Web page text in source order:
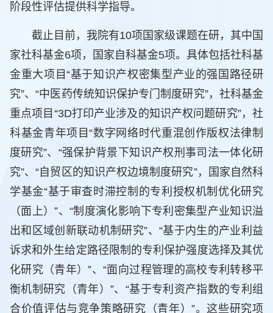
阶段性评估提供科学指导。
截止目前，我院有10项国家级课题在研，其中国
家社科基金6项，国家自科基金5项。具体包括社科基
金重大项目“基于知识产权密集型产业的强国路径研
究”、“中医药传统知识保护专门制度研究”，社科基金
重点项目“3D打印产业涉及的知识产权问题研究”，社
科基金青年项目“数字网络时代重混创作版权法律制
度研究”、“强保护背景下知识产权刑事司法一体化研
究”、“自贸区的知识产权边境制度研究”，国家自然科
学基金“基于审查时滞控制的专利授权机制优化研究
（面上）”、“制度演化影响下专利密集型产业知识溢
出和区域创新联动机制研究”、“基于内生的产业利益
诉求和外生给定路径限制的专利保护强度选择及其优
化研究（青年）”、“面向过程管理的高校专利转移平
衡机制研究（青年）”、“基于专利资产指数的专利组
合价值评估与竞争策略研究（青年）”。这些研究项